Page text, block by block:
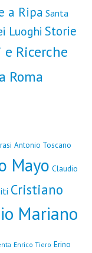
a Ripa Santa
Luoghi Storie
Ricerche
Roma
Antonio Toscano
Mayo Claudio
Cristiano
Mariano
Enrico Tiero Erino